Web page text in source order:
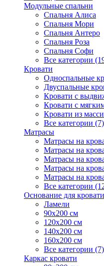
Модульные спальни
Спальня Алиса
Спальня Мори
Спальня Антеро
Спальня Роза
Спальня Софи
Все категории
Кровати
Односпальные
Двуспальные
Кровати с
Кровати с
Кровати из
Все категории (7)
Матрасы
Матрасы на
Матрасы на
Матрасы на
Матрасы на
Матрасы на
Все категории
Основание для кровати
Ламели
90х200 см
120х200 см
140х200 см
160х200 см
Все категории (7)
Каркас кровати